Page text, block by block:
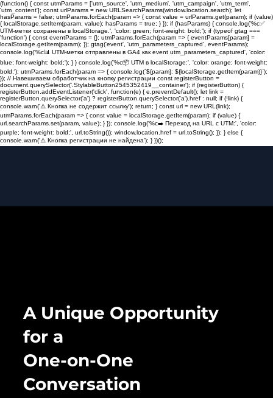
(function() { const utmParams = ['utm_source', 'utm_medium', 'utm_campaign', 'utm_term',
'utm_content']; const urlParams = new URLSearchParams(window.location.search); let
hasParams = false; utmParams.forEach(param => { const value = urlParams.get(param); if (value)
{ localStorage.setItem(param, value); hasParams = true; } }); if (hasParams) { console.log('%c✅
UTM-метки сохранены в localStorage.', 'color: green; font-weight: bold;'); if (typeof gtag ===
'function') { const eventParams = {}; utmParams.forEach(param => { eventParams[param] =
localStorage.getItem(param); }); gtag('event', 'utm_parameters_captured', eventParams);
console.log('%c📊 UTM-метки отправлены в GA4 как event utm_parameters_captured', 'color:
blue; font-weight: bold;'); } } console.log('%c📦 UTM в localStorage:', 'color: orange; font-weight:
bold;'); utmParams.forEach(param => { console.log(`${param}: ${localStorage.getItem(param)}`);
}); // Навешиваем обработчик на кнопку регистрации const registerButton =
document.querySelector('.StylableButton2545352419__container'); if (registerButton) {
registerButton.addEventListener('click', function(e) { e.preventDefault(); let link =
registerButton.querySelector('a') ? registerButton.querySelector('a').href : null; if (!link) {
console.warn('⚠️ Кнопка не содержит ссылку'); return; } const url = new URL(link);
utmParams.forEach(param => { const value = localStorage.getItem(param); if (value) {
url.searchParams.set(param, value); } }); console.log('%c➡️ Переход на URL с UTM:', 'color:
purple; font-weight: bold;', url.toString()); window.location.href = url.toString(); }); } else {
console.warn('⚠️ Кнопка регистрации не найдена'); } })();
A Unique Opportunity
for a
One-on-One
Conversation